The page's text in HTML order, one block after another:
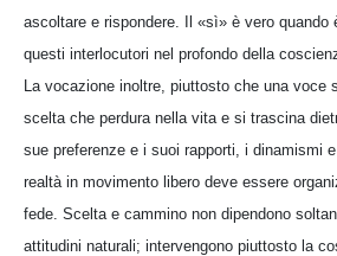
ascoltare e rispondere. Il «sì» è vero quando
questi interlocutori nel profondo della
La vocazione inoltre, piuttosto che una voce
scelta che perdura nella vita e si trascina
sue preferenze e i suoi rapporti, i dinamismi
realtà in movimento libero deve essere
fede. Scelta e cammino non dipendono
attitudini naturali; intervengono piuttosto la